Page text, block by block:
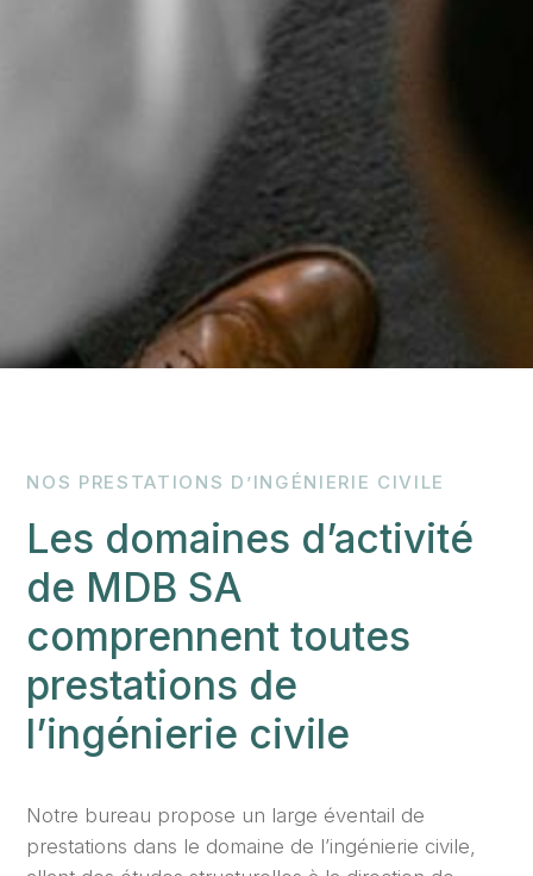
NOS PRESTATIONS D’INGÉNIERIE CIVILE
Les domaines d’activité
de MDB SA
comprennent toutes
prestations de
l’ingénierie civile
Notre bureau propose un large éventail de
prestations dans le domaine de l’ingénierie civile,